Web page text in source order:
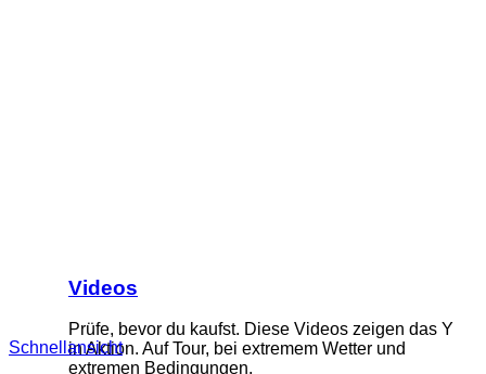
Videos
Prüfe, bevor du kaufst. Diese Videos zeigen das Y
in Aktion. Auf Tour, bei extremem Wetter und
extremen Bedingungen.
Schnellansicht